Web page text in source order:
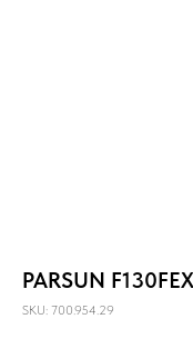
PARSUN
SKU: 700.954.29